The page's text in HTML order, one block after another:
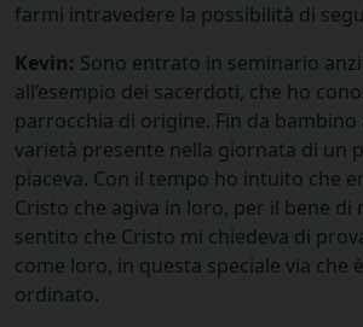
farmi intravedere la possibilità di
Kevin: Sono entrato in seminario
all’esempio dei sacerdoti, che ho
parrocchia di origine. Fin da bambino
varietà presente nella giornata di un
piaceva. Con il tempo ho intuito che
Cristo che agiva in loro, per il bene di
sentito che Cristo mi chiedeva di
come loro, in questa speciale via che
ordinato.